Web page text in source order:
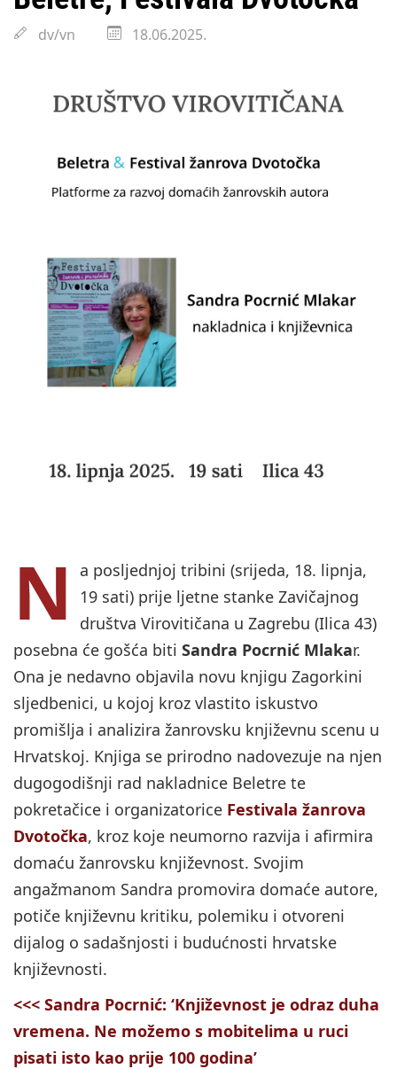
dv/vn 18.06.2025.
N
a posljednjoj tribini (srijeda, 18. lipnja,
19 sati) prije ljetne stanke Zavičajnog
društva Virovitičana u Zagrebu (Ilica 43)
posebna će gošća biti Sandra Pocrnić Mlakar.
Ona je nedavno objavila novu knjigu Zagorkini
sljedbenici, u kojoj kroz vlastito iskustvo
promišlja i analizira žanrovsku književnu scenu u
Hrvatskoj. Knjiga se prirodno nadovezuje na njen
dugogodišnji rad nakladnice Beletre te
pokretačice i organizatorice Festivala žanrova
Dvotočka, kroz koje neumorno razvija i afirmira
domaću žanrovsku književnost. Svojim
angažmanom Sandra promovira domaće autore,
potiče književnu kritiku, polemiku i otvoreni
dijalog o sadašnjosti i budućnosti hrvatske
književnosti.
<<< Sandra Pocrnić: ‘Književnost je odraz duha
vremena. Ne možemo s mobitelima u ruci
pisati isto kao prije 100 godina’